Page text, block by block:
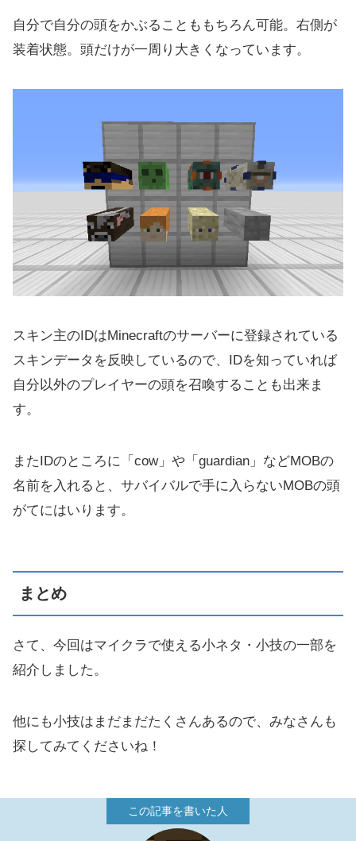
自分で自分の頭をかぶることももちろん可能。右側が
装着状態。頭だけが一周り大きくなっています。
スキン主のIDはMinecraftのサーバーに登録されている
スキンデータを反映しているので、IDを知っていれば
自分以外のプレイヤーの頭を召喚することも出来ま
す。
またIDのところに「cow」や「guardian」などMOBの
名前を入れると、サバイバルで手に入らないMOBの頭
がてにはいります。
まとめ
さて、今回はマイクラで使える小ネタ・小技の一部を
紹介しました。
他にも小技はまだまだたくさんあるので、みなさんも
探してみてくださいね！